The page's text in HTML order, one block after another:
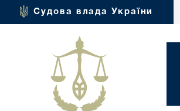
Судова влада України